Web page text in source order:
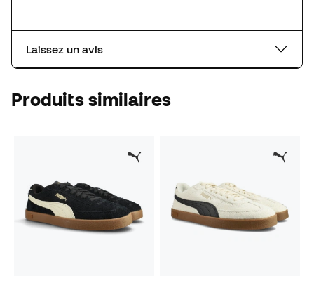
Laissez un avis
Produits similaires